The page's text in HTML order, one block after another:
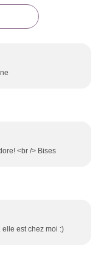
<br /> Bises
elle est chez moi :)